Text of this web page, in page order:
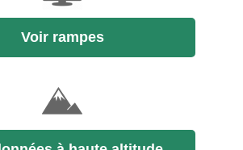
Voir rampes